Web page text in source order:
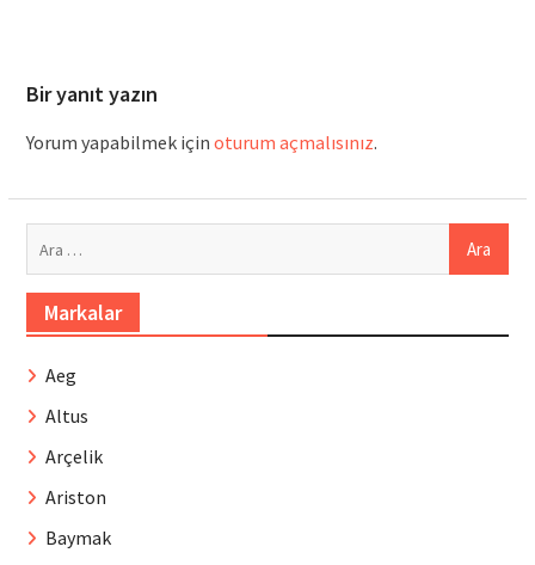
Bir yanıt yazın
Yorum yapabilmek için oturum açmalısınız.
Markalar
Aeg
Altus
Arçelik
Ariston
Baymak